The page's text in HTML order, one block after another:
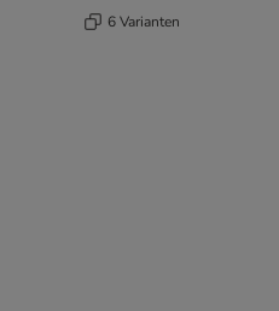
6 Varianten